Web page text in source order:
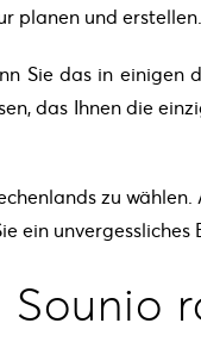
planen und erstellen.
Sie das in einigen
das Ihnen die
zu
ein unvergessliches